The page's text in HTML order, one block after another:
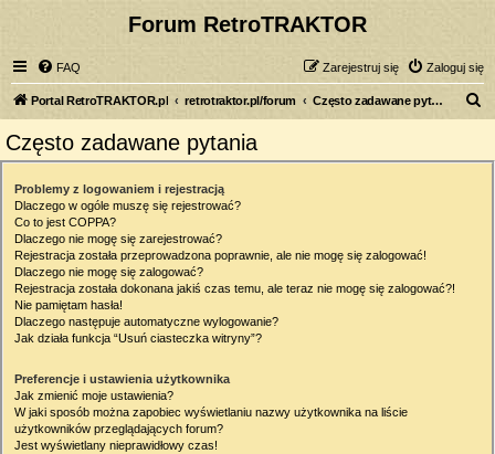
Forum RetroTRAKTOR
FAQ Zaloguj się
Zarejestruj się
Portal RetroTRAKTOR.pl retrotraktor.pl/forum Często zadawane pytania
Często zadawane pytania
Problemy z logowaniem i rejestracją
Dlaczego w ogóle muszę się rejestrować?
Co to jest COPPA?
Dlaczego nie mogę się zarejestrować?
Rejestracja została przeprowadzona poprawnie, ale nie mogę się zalogować!
Dlaczego nie mogę się zalogować?
Rejestracja została dokonana jakiś czas temu, ale teraz nie mogę się zalogować?!
Nie pamiętam hasła!
Dlaczego następuje automatyczne wylogowanie?
Jak działa funkcja “Usuń ciasteczka witryny”?
Preferencje i ustawienia użytkownika
Jak zmienić moje ustawienia?
W jaki sposób można zapobiec wyświetlaniu nazwy użytkownika na liście
użytkowników przeglądających forum?
Jest wyświetlany nieprawidłowy czas!